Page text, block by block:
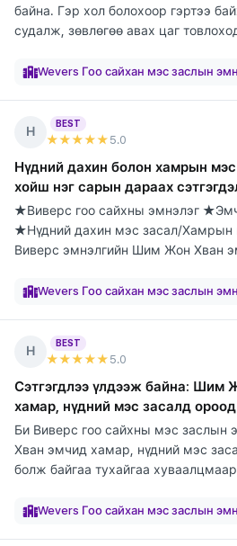
байна. Гэр хол болохоор гэртээ
судалж, зөвлөгөө авах цаг
Wevers Гоо сайхан мэс заслын
Н
BEST
★★★★★ 5.0
Нүдний дахин болон хамрын мэс
хойш нэг сарын дараах
★Виверс гоо сайхны эмнэлэг
★Нүдний дахин мэс засал/Хамрын
Виверс эмнэлгийн Шим Жон Хван
Wevers Гоо сайхан мэс заслын
Н
BEST
★★★★★ 5.0
Сэтгэгдлээ үлдээж байна: Шим
хамар, нүдний мэс засалд
Би Виверс гоо сайхны мэс заслын
Хван эмчид хамар, нүдний мэс
болж байгаа тухайгаа
Wevers Гоо сайхан мэс заслын